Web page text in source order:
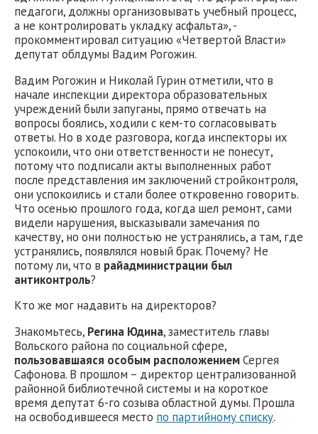
педагоги, должны организовывать учебный процесс,
а не контролировать укладку асфальта», -
прокомментировал ситуацию «Четвертой Власти»
депутат облдумы Вадим Рогожин.
Вадим Рогожин и Николай Гурин отметили, что в
начале инспекции директора образовательных
учреждений были запуганы, прямо отвечать на
вопросы боялись, ходили с кем-то согласовывать
ответы. Но в ходе разговора, когда инспекторы их
успокоили, что они ответственности не понесут,
потому что подписали акты выполненных работ
после представления им заключений стройконтроля,
они успокоились и стали более откровенно говорить.
Что осенью прошлого года, когда шел ремонт, сами
видели нарушения, высказывали замечания по
качеству, но они полностью не устранялись, а там, где
устранялись, появлялся новый брак. Почему? Не
потому ли, что в райадминистрации был
антиконтроль?
Кто же мог надавить на директоров?
Знакомьтесь, Регина Юдина, заместитель главы
Вольского района по социальной сфере,
пользовавшаяся особым расположениемСергея
Сафонова. В прошлом – директор централизованной
районной библиотечной системы и на короткое
время депутат 6-го созыва областной думы. Прошла
на освободившееся место по партийному списку.